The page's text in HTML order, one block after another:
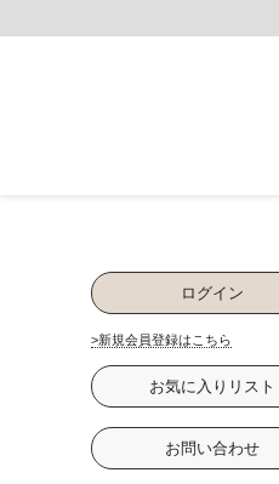
パジャマ
卒入園・学校行事
ファッション雑貨
ログイン
>新規会員登録はこちら
お気に入りリスト
お問い合わせ